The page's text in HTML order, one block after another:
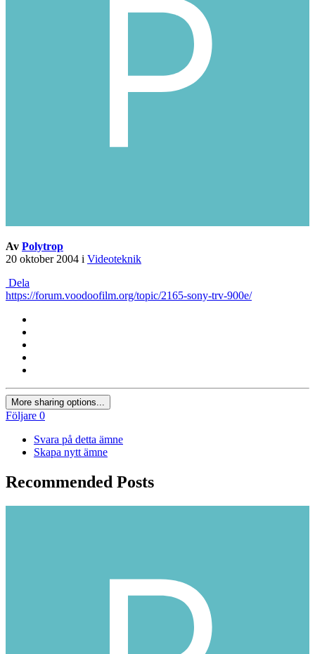
Av Polytrop
20 oktober 2004 i Videoteknik
Dela
https://forum.voodoofilm.org/topic/2165-sony-trv-900e/
More sharing options...
Följare 0
Svara på detta ämne
Skapa nytt ämne
Recommended Posts